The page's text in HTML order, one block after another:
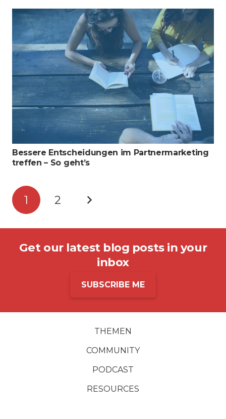
Bessere Entscheidungen im Partnermarketing
treffen – So geht’s
1 2
Get our latest blog posts in your
inbox
SUBSCRIBE ME
THEMEN
COMMUNITY
PODCAST
RESOURCES